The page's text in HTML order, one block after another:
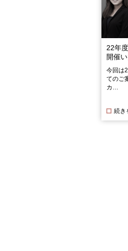
22年
開催
今回は
てのご
カ…
続き